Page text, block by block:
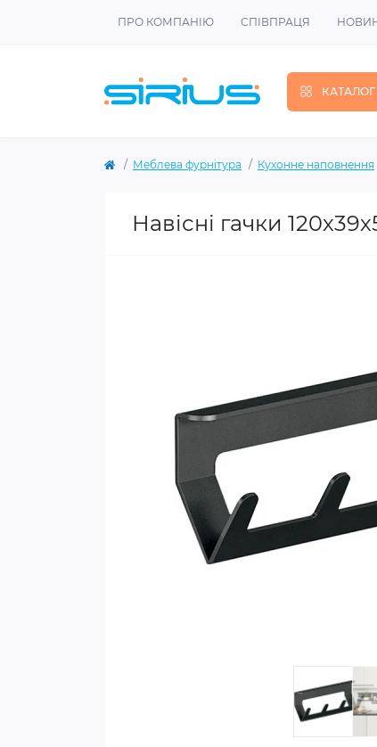
ПРО КОМПАНІЮ СПІВПРАЦЯ
Меблева фурнітура Кухонне наповнення
Навісні гачки